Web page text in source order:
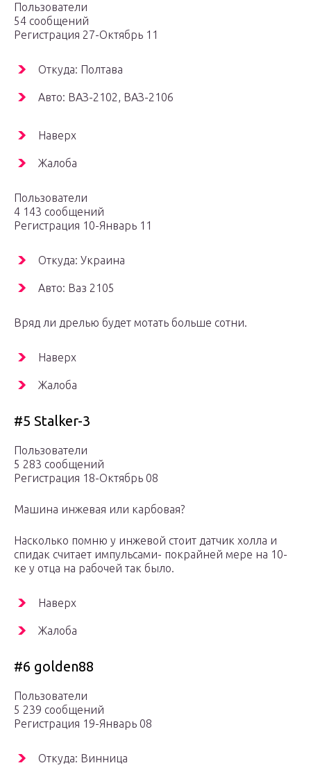
Пользователи
54 сообщений
Регистрация 27-Октябрь 11
Откуда: Полтава
Авто: ВАЗ-2102, ВАЗ-2106
Наверх
Жалоба
Пользователи
4 143 сообщений
Регистрация 10-Январь 11
Откуда: Украина
Авто: Ваз 2105
Вряд ли дрелью будет мотать больше сотни.
Наверх
Жалоба
#5 Stalker-3
Пользователи
5 283 сообщений
Регистрация 18-Октябрь 08
Машина инжевая или карбовая?
Насколько помню у инжевой стоит датчик холла и
спидак считает импульсами- покрайней мере на 10-
ке у отца на рабочей так было.
Наверх
Жалоба
#6 golden88
Пользователи
5 239 сообщений
Регистрация 19-Январь 08
Откуда: Винница